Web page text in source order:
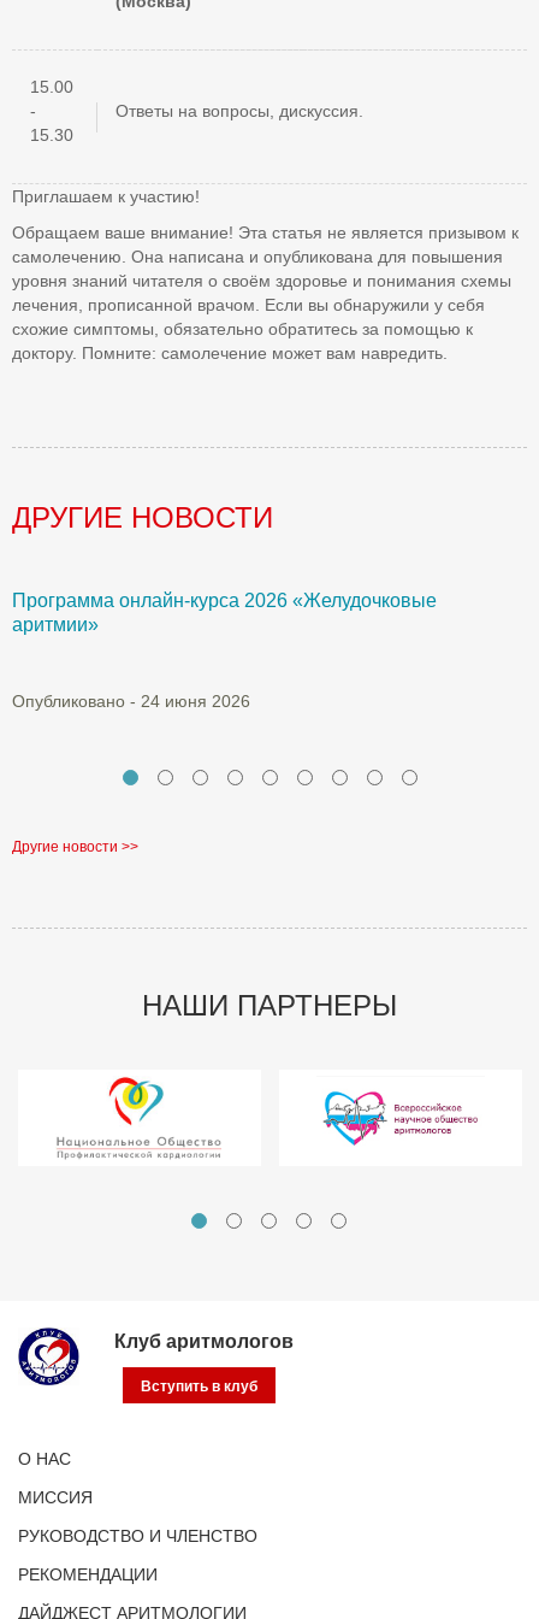
15.00
-
15.30
Ответы на вопросы, дискуссия.
Приглашаем к участию!
Обращаем ваше внимание! Эта статья не является призывом к
самолечению. Она написана и опубликована для повышения
уровня знаний читателя о своём здоровье и понимания схемы
лечения, прописанной врачом. Если вы обнаружили у себя
схожие симптомы, обязательно обратитесь за помощью к
доктору. Помните: самолечение может вам навредить.
ДРУГИЕ НОВОСТИ
Программа онлайн-курса 2026 «Желудочковые
аритмии»
Опубликовано - 24 июня 2026
Другие новости >>
НАШИ ПАРТНЕРЫ
Клуб аритмологов
Вступить в клуб
О НАС
МИССИЯ
РУКОВОДСТВО И ЧЛЕНСТВО
РЕКОМЕНДАЦИИ
ДАЙДЖЕСТ АРИТМОЛОГИИ